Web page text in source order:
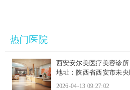
热门医院
西安安尔美医疗美容诊所
地址：陕西省西安市未
2026-04-13 09:27:02